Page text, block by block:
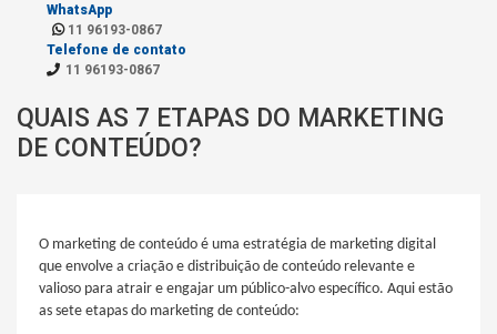
WhatsApp
11 96193-0867
Telefone de contato
11 96193-0867
QUAIS AS 7 ETAPAS DO MARKETING
DE CONTEÚDO?
O marketing de conteúdo é uma estratégia de marketing digital
que envolve a criação e distribuição de conteúdo relevante e
valioso para atrair e engajar um público-alvo específico. Aqui estão
as sete etapas do marketing de conteúdo: